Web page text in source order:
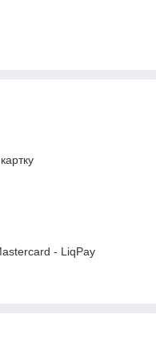
- LiqPay